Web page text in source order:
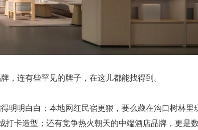
，连有些罕见的牌子，在这儿都能找得到。
明明白白；本地网红民宿更狠，要么藏在沟口树林里
打卡造型；还有竞争热火朝天的中端酒店品牌，更是